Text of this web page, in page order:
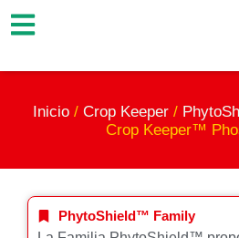
Inicio / Crop Keeper /
Crop Keeper™
PhytoShield™ Family